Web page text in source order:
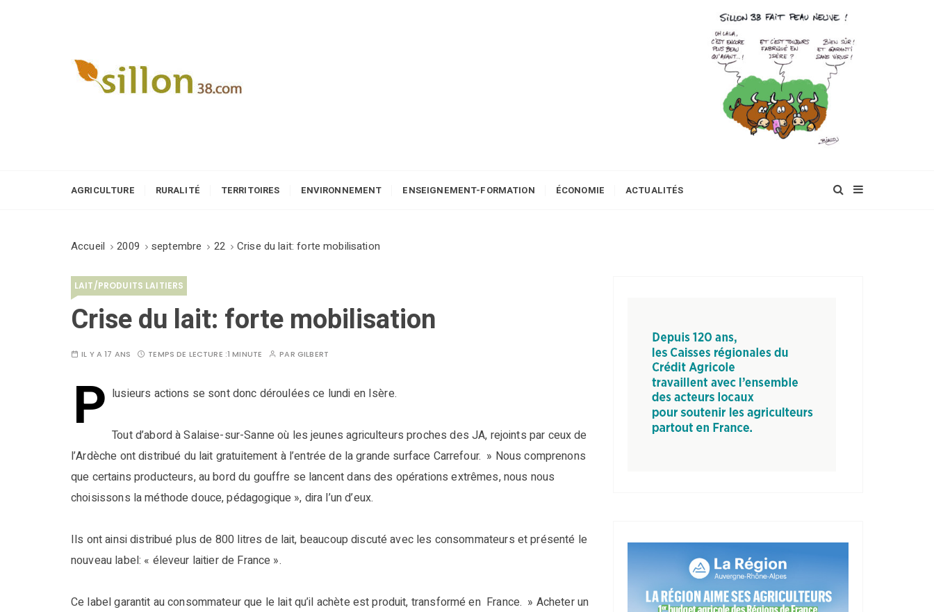
AGRICULTURE RURALITÉ TERRITOIRES ENVIRONNEMENT ENSEIGNEMENT-FORMATION ÉCONOMIE ACTUALITÉS
Accueil 2009 septembre 22 Crise du lait: forte mobilisation
LAIT/PRODUITS LAITIERS
Crise du lait: forte mobilisation
IL Y A 17 ANS TEMPS DE LECTURE :1 MINUTE PAR GILBERT
P lusieurs actions se sont donc déroulées ce lundi en Isère.
Tout d’abord à Salaise-sur-Sanne où les jeunes agriculteurs proches des JA, rejoints par ceux de
l’Ardèche ont distribué du lait gratuitement à l’entrée de la grande surface Carrefour. » Nous comprenons
que certains producteurs, au bord du gouffre se lancent dans des opérations extrêmes, nous nous
choisissons la méthode douce, pédagogique », dira l’un d’eux.
Ils ont ainsi distribué plus de 800 litres de lait, beaucoup discuté avec les consommateurs et présenté le
nouveau label: « éleveur laitier de France ».
Ce label garantit au consommateur que le lait qu’il achète est produit, transformé en France. » Acheter un